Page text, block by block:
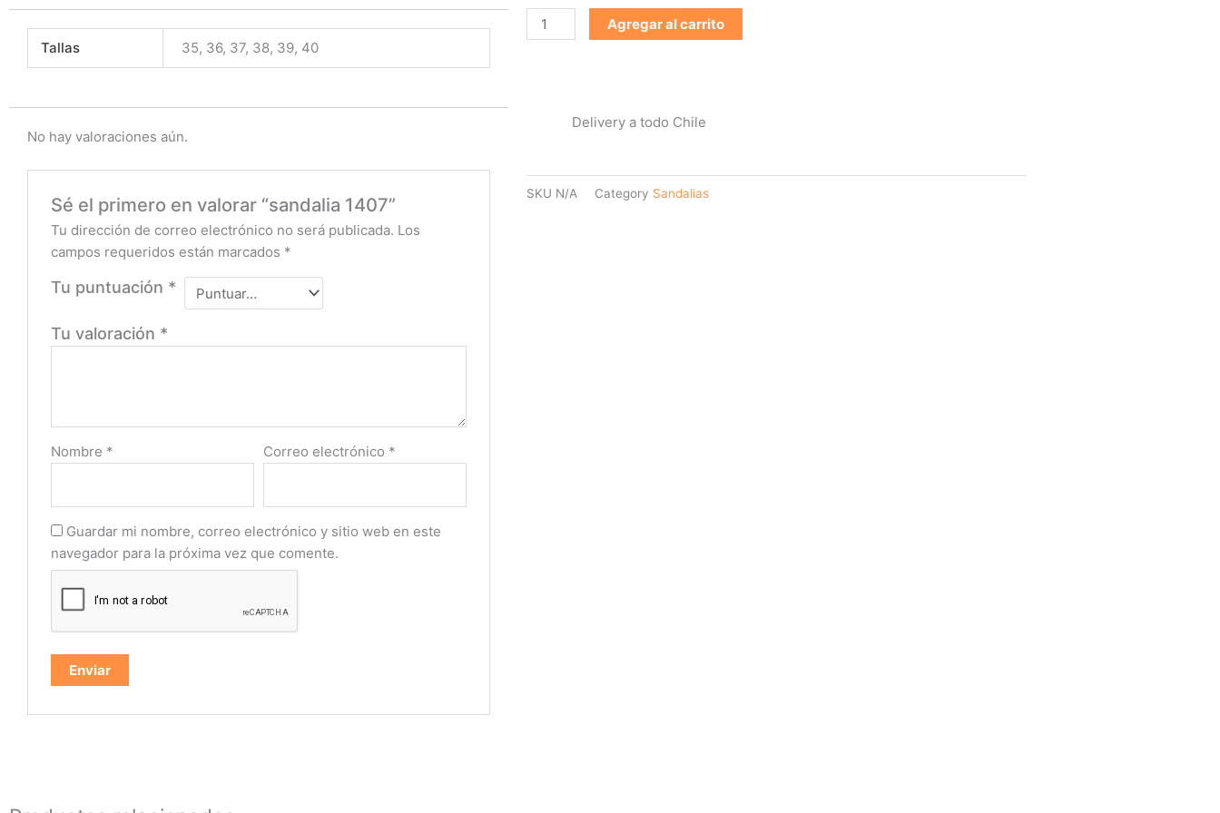
Tallas 35, 36, 37, 38, 39, 40
No hay valoraciones aún.
Sé el primero en valorar “sandalia 1407”
Tu dirección de correo electrónico no será publicada. Los
campos requeridos están marcados *
Tu puntuación *
Tu valoración *
Nombre * Correo electrónico *
Guardar mi nombre, correo electrónico y sitio web en este
navegador para la próxima vez que comente.
Agregar al carrito
Delivery a todo Chile
SKU N/A Category Sandalias